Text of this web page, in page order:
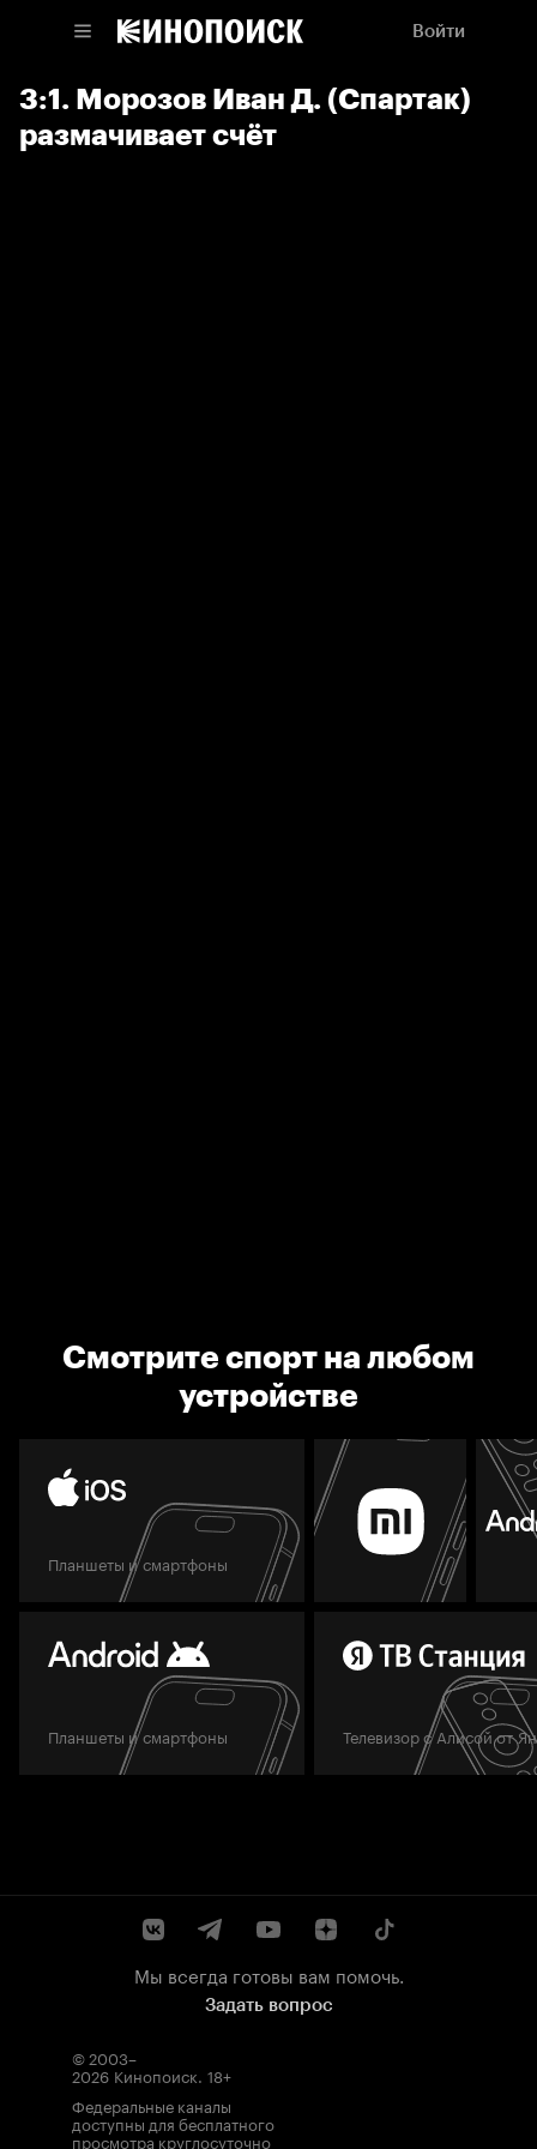
Войти
3:1. Морозов Иван Д. (Спартак)
размачивает счёт
Смотрите спорт на любом
устройстве
Планшеты и смартфоны
Планшеты и смартфоны Телевизор с Алисой от
Мы всегда готовы вам помочь.
Задать вопрос
© 2003–
2026 Кинопоиск. 18+
Федеральные каналы
доступны для бесплатного
просмотра круглосуточно